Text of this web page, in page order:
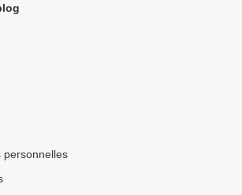
personnelles